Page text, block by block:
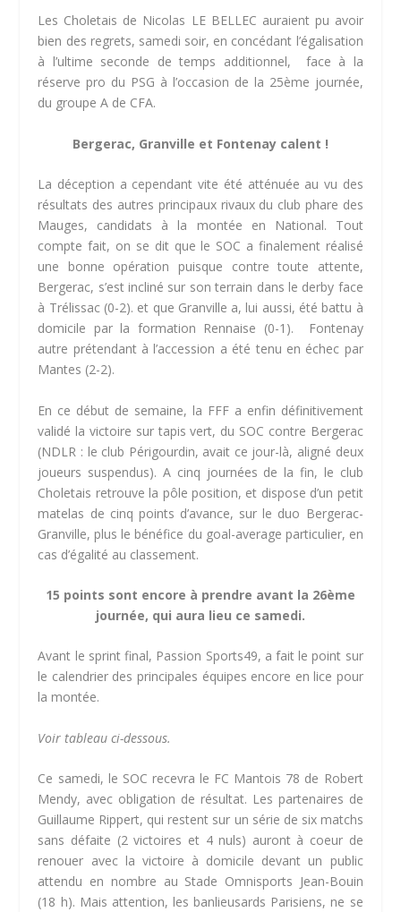
Les Choletais de Nicolas LE BELLEC auraient pu avoir
bien des regrets, samedi soir, en concédant l’égalisation
à l’ultime seconde de temps additionnel, face à la
réserve pro du PSG à l’occasion de la 25ème journée,
du groupe A de CFA.
Bergerac, Granville et Fontenay calent !
La déception a cependant vite été atténuée au vu des
résultats des autres principaux rivaux du club phare des
Mauges, candidats à la montée en National. Tout
compte fait, on se dit que le SOC a finalement réalisé
une bonne opération puisque contre toute attente,
Bergerac, s’est incliné sur son terrain dans le derby face
à Trélissac (0-2). et que Granville a, lui aussi, été battu à
domicile par la formation Rennaise (0-1). Fontenay
autre prétendant à l’accession a été tenu en échec par
Mantes (2-2).
En ce début de semaine, la FFF a enfin définitivement
validé la victoire sur tapis vert, du SOC contre Bergerac
(NDLR : le club Périgourdin, avait ce jour-là, aligné deux
joueurs suspendus). A cinq journées de la fin, le club
Choletais retrouve la pôle position, et dispose d’un petit
matelas de cinq points d’avance, sur le duo Bergerac-
Granville, plus le bénéfice du goal-average particulier, en
cas d’égalité au classement.
15 points sont encore à prendre avant la 26ème
journée, qui aura lieu ce samedi.
Avant le sprint final, Passion Sports49, a fait le point sur
le calendrier des principales équipes encore en lice pour
la montée.
Voir tableau ci-dessous.
Ce samedi, le SOC recevra le FC Mantois 78 de Robert
Mendy, avec obligation de résultat. Les partenaires de
Guillaume Rippert, qui restent sur un série de six matchs
sans défaite (2 victoires et 4 nuls) auront à coeur de
renouer avec la victoire à domicile devant un public
attendu en nombre au Stade Omnisports Jean-Bouin
(18 h). Mais attention, les banlieusards Parisiens, ne se